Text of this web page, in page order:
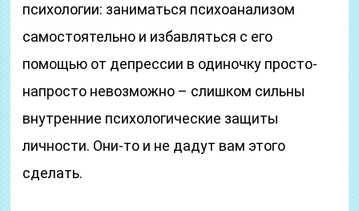
психологии: заниматься психоанализом
самостоятельно и избавляться с его
помощью от депрессии в одиночку просто-
напросто невозможно – слишком сильны
внутренние психологические защиты
личности. Они-то и не дадут вам этого
сделать.